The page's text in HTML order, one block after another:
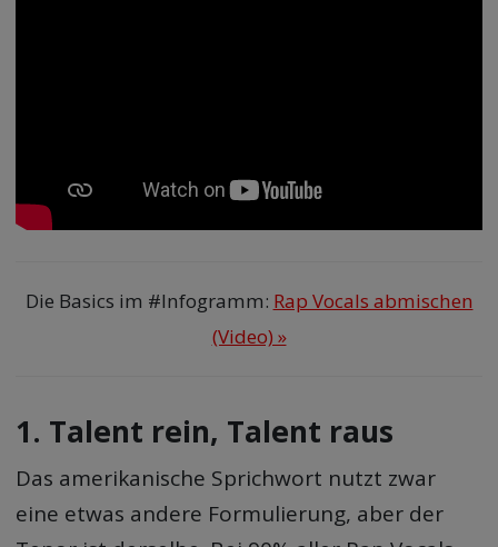
Die Basics im #Infogramm: Rap Vocals abmischen
(Video) »
1. Talent rein, Talent raus
Das amerikanische Sprichwort nutzt zwar
eine etwas andere Formulierung, aber der